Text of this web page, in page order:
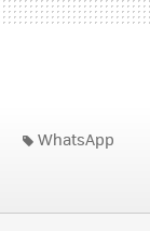
WhatsApp